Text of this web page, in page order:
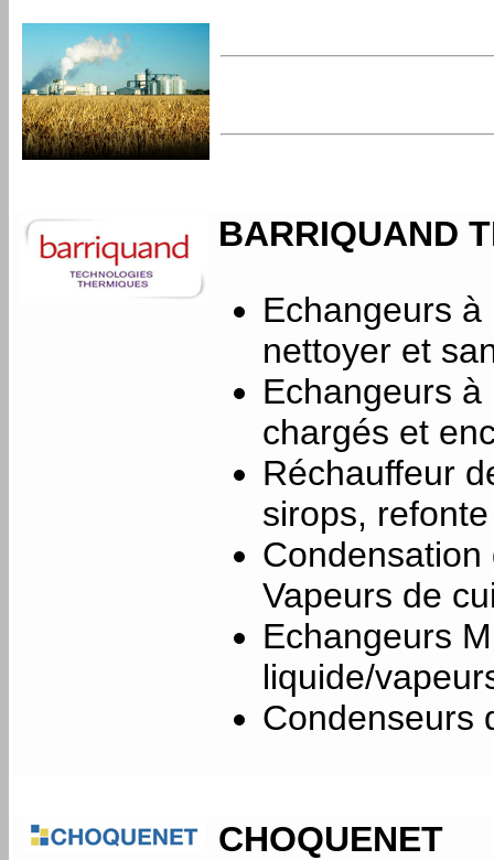
BARRIQUAND
Echangeurs
nettoyer et
Echangeurs
chargés et
Réchauffeur
sirops, refonte
Vapeurs de
Echangeurs
liquide/
Condenseurs
CHOQUENET